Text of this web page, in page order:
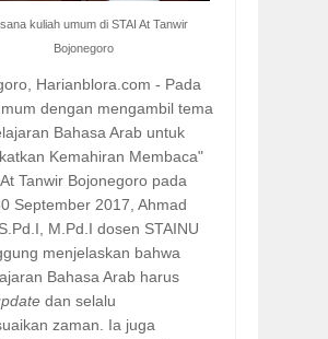
kuliah umum di STAI At Tanwir
Bojonegoro
Harianblora.com - Pada
dengan mengambil tema
Bahasa Arab untuk
Kemahiran Membaca"
Tanwir Bojonegoro pada
September 2017, Ahmad
M.Pd.I dosen STAINU
menjelaskan bahwa
Bahasa Arab harus
dan selalu
zaman. Ia juga